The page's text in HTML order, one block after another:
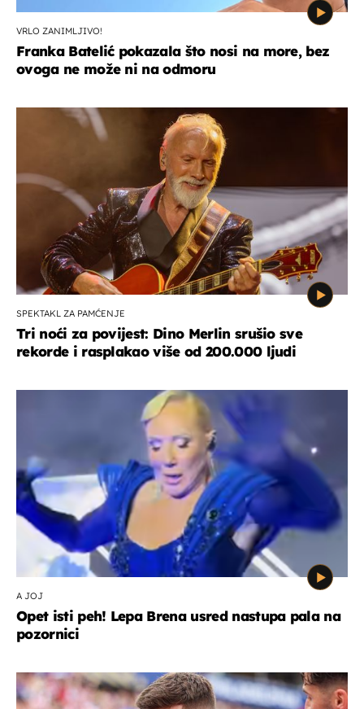
VRLO ZANIMLJIVO!
Franka Batelić pokazala što nosi na more, bez
ovoga ne može ni na odmoru
SPEKTAKL ZA PAMĆENJE
Tri noći za povijest: Dino Merlin srušio sve
rekorde i rasplakao više od 200.000 ljudi
A JOJ
Opet isti peh! Lepa Brena usred nastupa pala na
pozornici